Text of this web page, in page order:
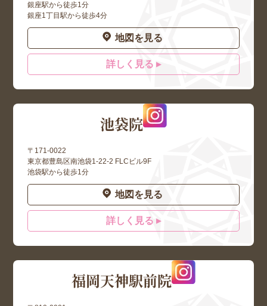
銀座駅から徒歩1分
銀座1丁目駅から徒歩4分
地図を見る
詳しく見る ▸
池袋院
〒171-0022
東京都豊島区南池袋1-22-2 FLCビル9F
池袋駅から徒歩1分
地図を見る
詳しく見る ▸
福岡天神駅前院